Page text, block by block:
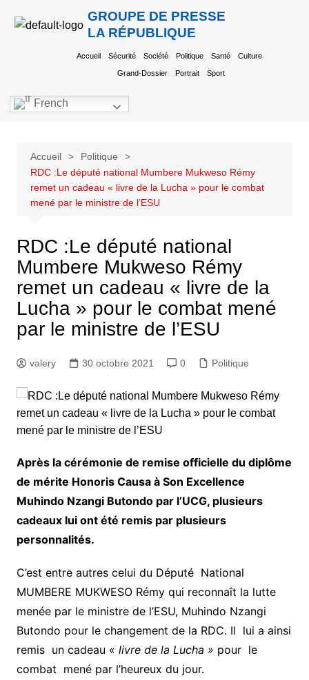
GROUPE DE PRESSE
LA RÉPUBLIQUE
Accueil Sécurité Société Politique Santé Culture
Grand-Dossier Portrait Sport
French
Accueil
Politique
RDC :Le député national Mumbere Mukweso Rémy
remet un cadeau « livre de la Lucha » pour le combat
mené par le ministre de l’ESU
RDC :Le député national
Mumbere Mukweso Rémy
remet un cadeau « livre de la
Lucha » pour le combat mené
par le ministre de l’ESU
valery 30 octobre 2021 0 Politique
Après la cérémonie de remise officielle du diplôme
de mérite Honoris Causa à Son Excellence
Muhindo Nzangi Butondo par l’UCG, plusieurs
cadeaux lui ont été remis par plusieurs
personnalités.
C’est entre autres celui du Député National
MUMBERE MUKWESO Rémy qui reconnaît la lutte
menée par le ministre de l’ESU, Muhindo Nzangi
Butondo pour le changement de la RDC. Il lui a ainsi
remis un cadeau « livre de la Lucha » pour le
combat mené par l’heureux du jour.